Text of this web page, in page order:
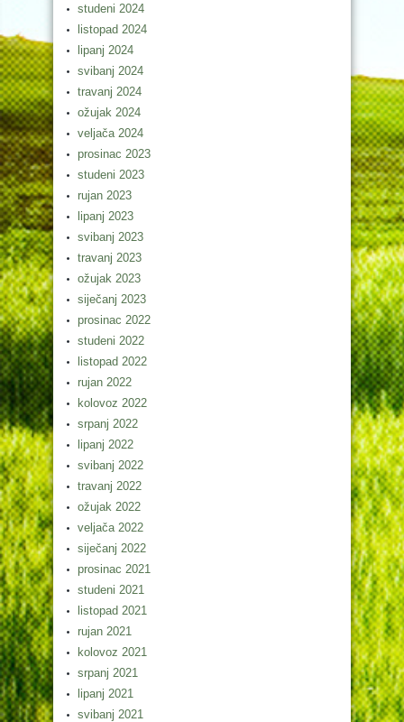
studeni 2024
listopad 2024
lipanj 2024
svibanj 2024
travanj 2024
ožujak 2024
veljača 2024
prosinac 2023
studeni 2023
rujan 2023
lipanj 2023
svibanj 2023
travanj 2023
ožujak 2023
siječanj 2023
prosinac 2022
studeni 2022
listopad 2022
rujan 2022
kolovoz 2022
srpanj 2022
lipanj 2022
svibanj 2022
travanj 2022
ožujak 2022
veljača 2022
siječanj 2022
prosinac 2021
studeni 2021
listopad 2021
rujan 2021
kolovoz 2021
srpanj 2021
lipanj 2021
svibanj 2021